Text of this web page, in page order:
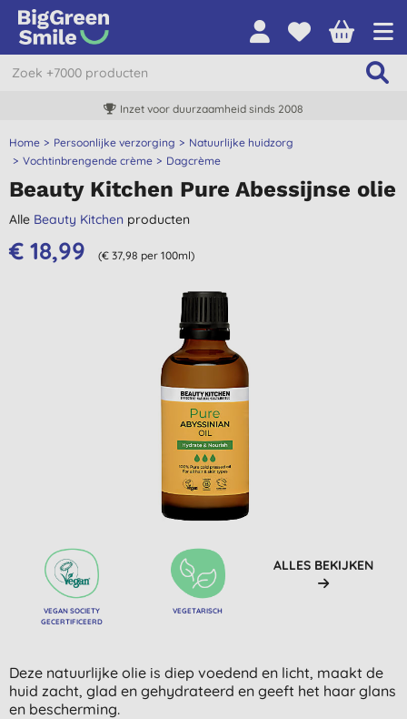
Inzet voor duurzaamheid sinds 2008
Home Persoonlijke verzorging
Natuurlijke huidzorg
Vochtinbrengende crème
Dagcrème
Beauty Kitchen Pure Abessijnse olie
Alle Beauty Kitchen producten
€ 18,99 (€ 37,98 per 100ml)
VEGAN SOCIETY
GECERTIFICEERD
VEGETARISCH
ALLES BEKIJKEN
Deze natuurlijke olie is diep voedend en licht, maakt de
huid zacht, glad en gehydrateerd en geeft het haar glans
en bescherming.